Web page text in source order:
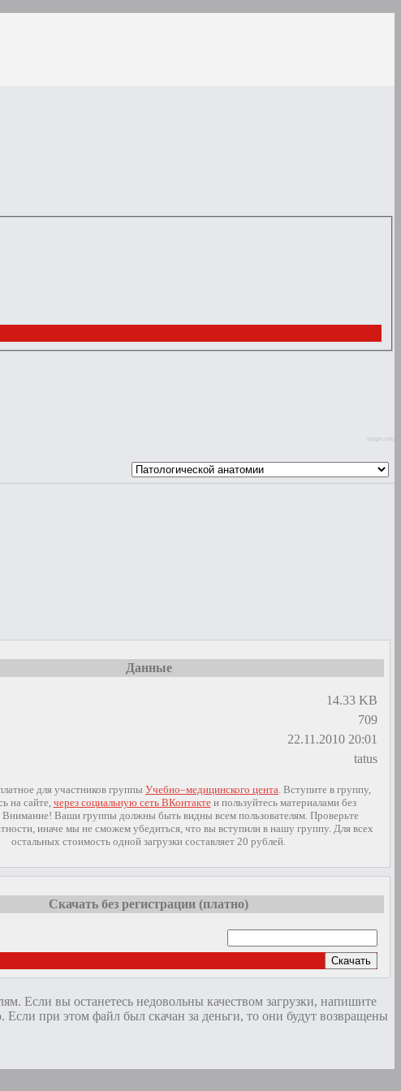
slogin.info
Данные
14.33 KB
709
22.11.2010 20:01
tatus
для участников группы Учебно–медицинского цента . Вступите в группу,
на сайте, через социальную сеть ВКонтактеи пользуйтесь материалами без
Внимание! Ваши группы должны быть видны всем пользователям. Проверьте
иначе мы не сможем убедиться, что вы вступили в нашу группу. Для всех
остальных стоимость одной загрузки составляет 20 рублей.
Скачать без регистрации (платно)
Скачать
Если вы останетесь недовольны качеством загрузки, напишите
при этом файл был скачан за деньги, то они будут возвращены